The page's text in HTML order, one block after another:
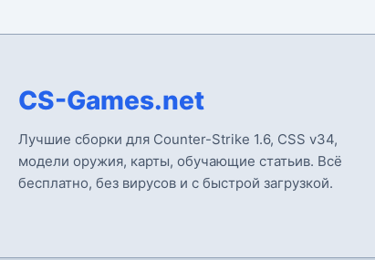
CS-Games.net
Лучшие сборки для Counter-Strike 1.6, CSS v34,
модели оружия, карты, обучающие статьив. Всё
бесплатно, без вирусов и с быстрой загрузкой.